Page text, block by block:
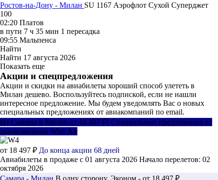
Ростов-на-Дону - Милан SU 1167 Аэрофлот Сухой Суперджет
100
02:20 Платов
в пути 7 ч 35 мин 1 пересадка
09:55 Мальпенса
Найти
Найти 17 августа 2026
Показать еще
Акции и спецпредложения
Акции и скидки на авиабилеты хороший способ улететь в
Милан дешево. Воспользуйтесь подпиской, если не нашли
интересное предложение. Мы будем уведомлять Вас о новых
специальных предложениях от авиакомпаний по email.
Из Самары в Милан от 18 497 ₽! Специальные предложения от
авиакомпании Wizz Air
от 18 497 ₽ До конца акции 68 дней
Авиабилеты в продаже с 01 августа 2026 Начало перелетов: 02
октября 2026
Самара - Милан В одну сторону, Эконом - от 18 497 ₽